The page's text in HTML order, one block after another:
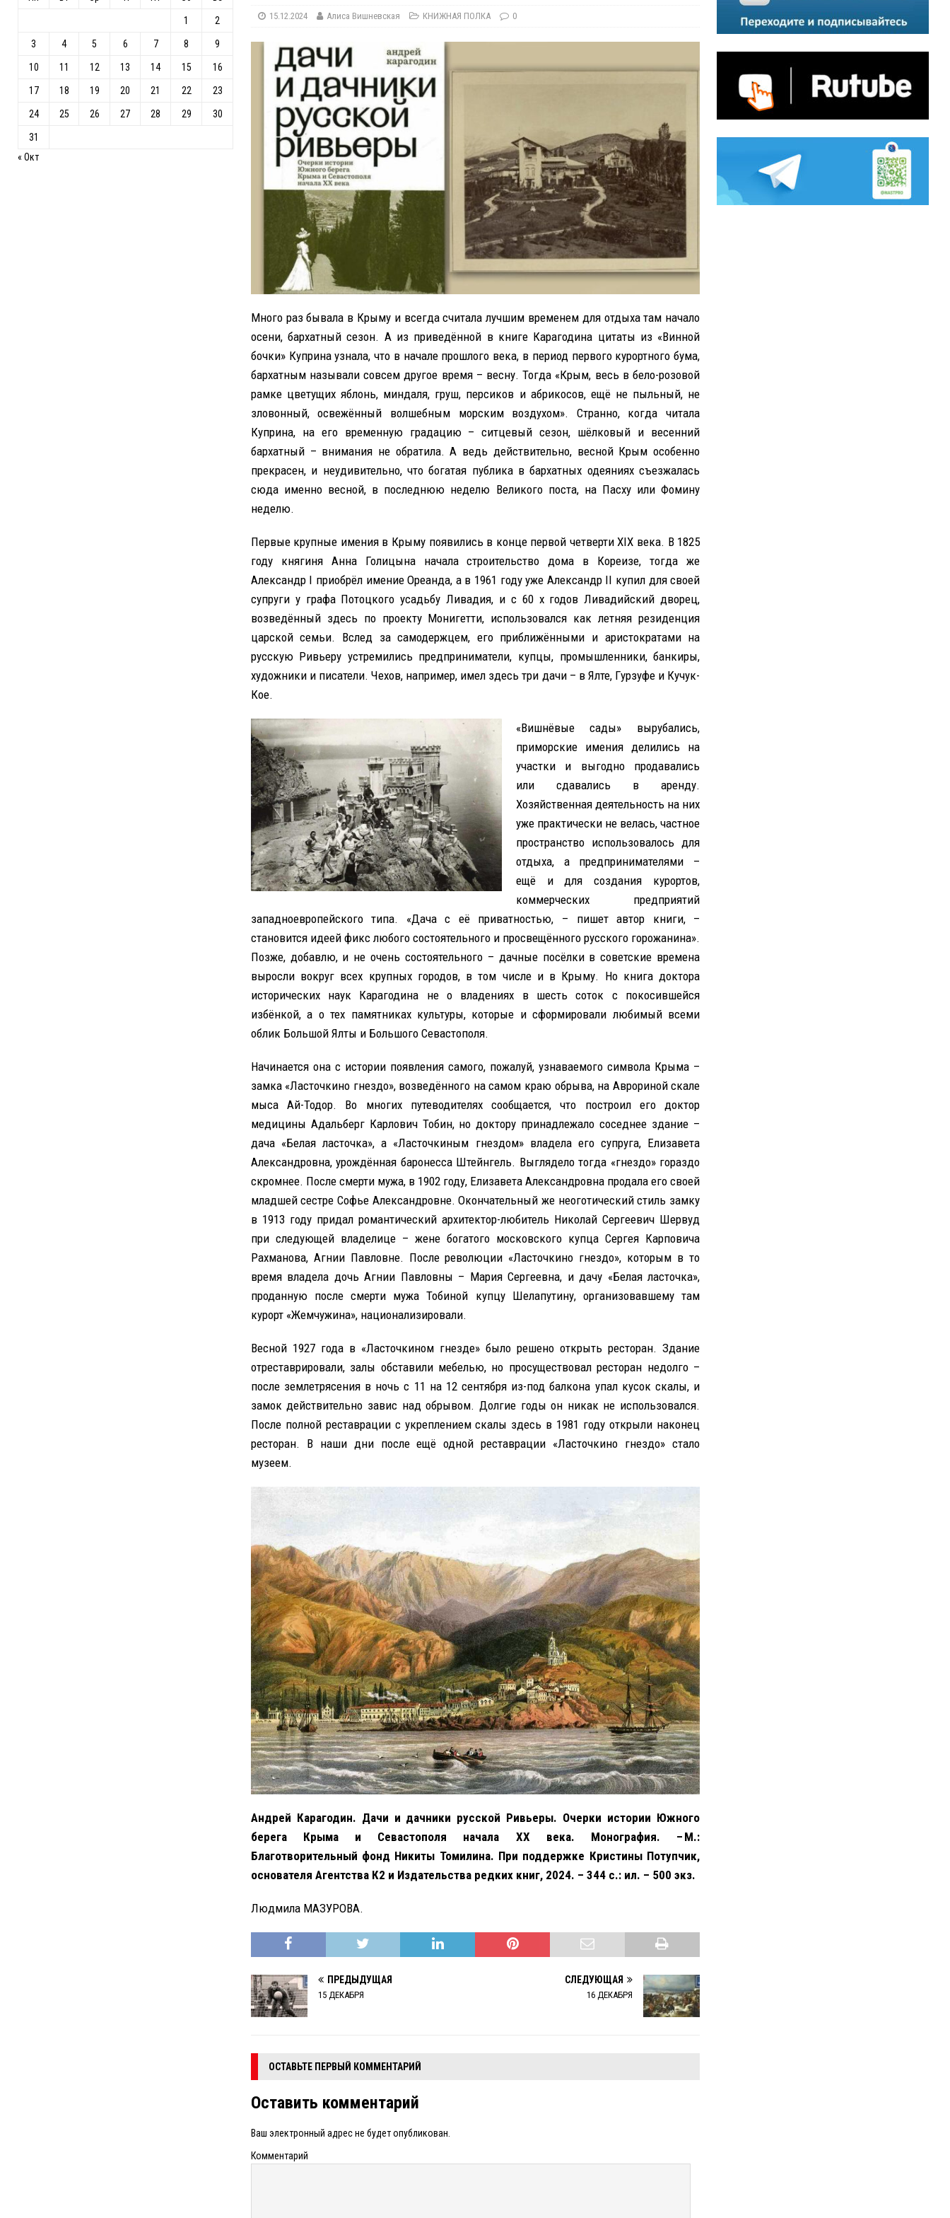
15.12.2024 Алиса Вишневская КНИЖНАЯ ПОЛКА 0
Много раз бывала в Крыму и всегда считала лучшим временем для отдыха там начало
осени, бархатный сезон. А из приведённой в книге Карагодина цитаты из «Винной
бочки» Куприна узнала, что в начале прошлого века, в период первого курортного бума,
бархатным называли совсем другое время – весну. Тогда «Крым, весь в бело-розовой
рамке цветущих яблонь, миндаля, груш, персиков и абрикосов, ещё не пыльный, не
зловонный, освежённый волшебным морским воздухом». Странно, когда читала
Куприна, на его временную градацию – ситцевый сезон, шёлковый и весенний
бархатный – внимания не обратила. А ведь действительно, весной Крым особенно
прекрасен, и неудивительно, что богатая публика в бархатных одеяниях съезжалась
сюда именно весной, в последнюю неделю Великого поста, на Пасху или Фомину
неделю.
Первые крупные имения в Крыму появились в конце первой четверти XIX века. В 1825
году княгиня Анна Голицына начала строительство дома в Кореизе, тогда же
Александр I приобрёл имение Ореанда, а в 1961 году уже Александр II купил для своей
супруги у графа Потоцкого усадьбу Ливадия, и с 60 х годов Ливадийский дворец,
возведённый здесь по проекту Монигетти, использовался как летняя резиденция
царской семьи. Вслед за самодержцем, его приближёнными и аристократами на
русскую Ривьеру устремились предприниматели, купцы, промышленники, банкиры,
художники и писатели. Чехов, например, имел здесь три дачи – в Ялте, Гурзуфе и Кучук-
Кое.
«Вишнёвые сады» вырубались,
приморские имения делились на
участки и выгодно продавались
или сдавались в аренду.
Хозяйственная деятельность на них
уже практически не велась, частное
пространство использовалось для
отдыха, а предпринимателями –
ещё и для создания курортов,
коммерческих предприятий
западноевропейского типа. «Дача с её приватностью, – пишет автор книги, –
становится идеей фикс любого состоятельного и просвещённого русского горожанина».
Позже, добавлю, и не очень состоятельного – дачные посёлки в советские времена
выросли вокруг всех крупных городов, в том числе и в Крыму. Но книга доктора
исторических наук Карагодина не о владениях в шесть соток с покосившейся
избёнкой, а о тех памятниках культуры, которые и сформировали любимый всеми
облик Большой Ялты и Большого Севастополя.
Начинается она с истории появления самого, пожалуй, узнаваемого символа Крыма –
замка «Ласточкино гнездо», возведённого на самом краю обрыва, на Аврориной скале
мыса Ай-Тодор. Во многих путеводителях сообщается, что построил его доктор
медицины Адальберг Карлович Тобин, но доктору принадлежало соседнее здание –
дача «Белая ласточка», а «Ласточкиным гнездом» владела его супруга, Елизавета
Александровна, урождённая баронесса Штейнгель. Выглядело тогда «гнездо» гораздо
скромнее. После смерти мужа, в 1902 году, Елизавета Александровна продала его своей
младшей сестре Софье Александровне. Окончательный же неоготический стиль замку
в 1913 году придал романтический архитектор-любитель Николай Сергеевич Шервуд
при следующей владелице – жене богатого московского купца Сергея Карповича
Рахманова, Агнии Павловне. После революции «Ласточкино гнездо», которым в то
время владела дочь Агнии Павловны – Мария Сергеевна, и дачу «Белая ласточка»,
проданную после смерти мужа Тобиной купцу Шелапутину, организовавшему там
курорт «Жемчужина», национализировали.
Весной 1927 года в «Ласточкином гнезде» было решено открыть ресторан. Здание
отреставрировали, залы обставили мебелью, но просуществовал ресторан недолго –
после землетрясения в ночь с 11 на 12 сентября из-под балкона упал кусок скалы, и
замок действительно завис над обрывом. Долгие годы он никак не использовался.
После полной реставрации с укреплением скалы здесь в 1981 году открыли наконец
ресторан. В наши дни после ещё одной реставрации «Ласточкино гнездо» стало
музеем.
Андрей Карагодин. Дачи и дачники русской Ривьеры. Очерки истории Южного
берега Крыма и Севастополя начала XX века. Монография. – М.:
Благотворительный фонд Никиты Томилина. При поддержке Кристины Потупчик,
основателя Агентства К2 и Издательства редких книг, 2024. – 344 с.: ил. – 500 экз.
Людмила МАЗУРОВА.
ПРЕДЫДУЩАЯ
15 ДЕКАБРЯ
СЛЕДУЮЩАЯ
16 ДЕКАБРЯ
ОСТАВЬТЕ ПЕРВЫЙ КОММЕНТАРИЙ
Оставить комментарий
Ваш электронный адрес не будет опубликован.
Комментарий
1 2
3 4 5 6 7 8 9
10 11 12 13 14 15 16
17 18 19 20 21 22 23
24 25 26 27 28 29 30
31
« Окт